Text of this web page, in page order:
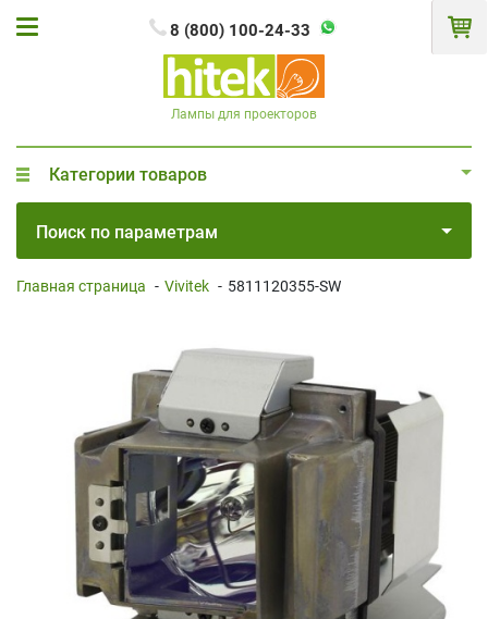
8 (800) 100-24-33
Лампы для проекторов
Категории товаров
Поиск по параметрам
Главная страница - Vivitek - 5811120355-SW